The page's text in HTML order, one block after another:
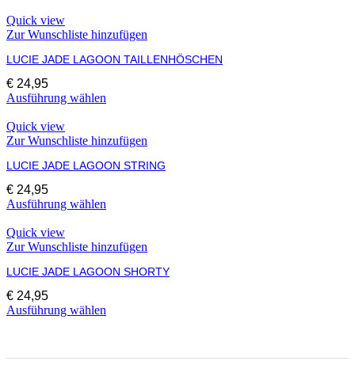
Quick view
Zur Wunschliste hinzufügen
LUCIE JADE LAGOON TAILLENHÖSCHEN
€ 24,95
Ausführung wählen
mehrere
auf.
können
der
Produktseite
gewählt
Quick view
Zur Wunschliste hinzufügen
LUCIE JADE LAGOON STRING
€ 24,95
Ausführung wählen
mehrere
auf.
können
Produktseite
Quick view
Zur Wunschliste hinzufügen
LUCIE JADE LAGOON SHORTY
€ 24,95
Ausführung wählen